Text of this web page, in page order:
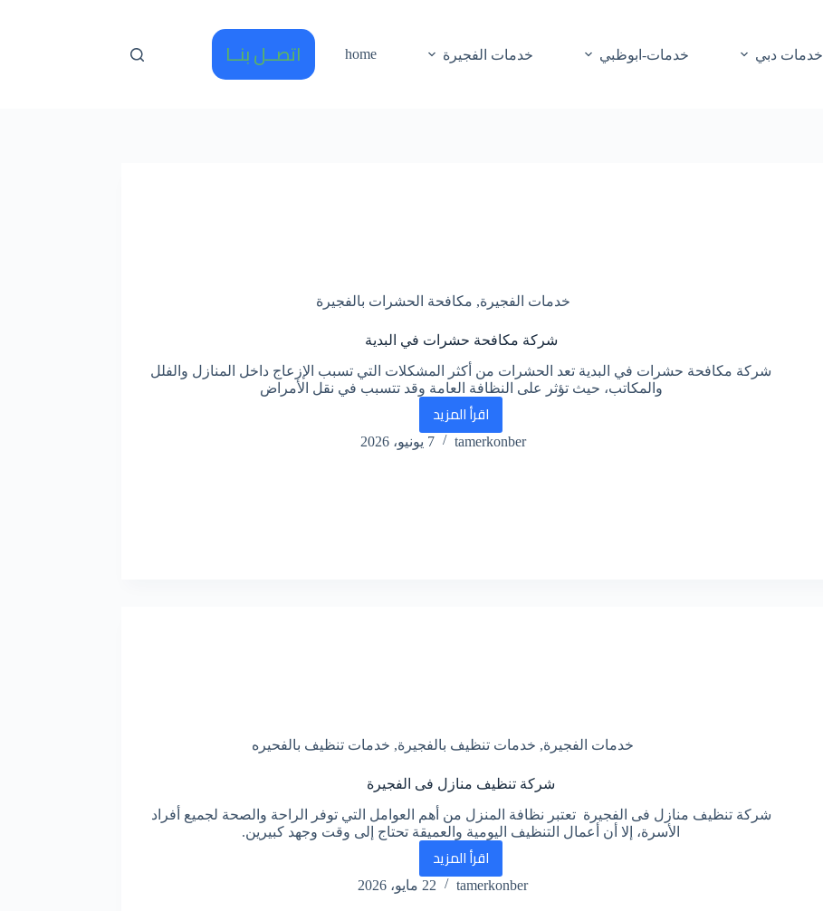
خدمات دبي خدمات-ابوظبي خدمات الفجيرة home اتصــل بنــا
خدمات الفجيرة, مكافحة الحشرات بالفجيرة
شركة مكافحة حشرات في البدية
شركة مكافحة حشرات في البدية تعد الحشرات من أكثر المشكلات التي تسبب الإزعاج داخل المنازل والفلل
والمكاتب، حيث تؤثر على النظافة العامة وقد تتسبب في نقل الأمراض
اقرأ المزيد
شركة
مكافحةtamerkonber 7 يونيو، 2026
خدمات الفجيرة, خدمات تنظيف بالفجيرة, خدمات تنظيف بالفحيره
شركة تنظيف منازل فى الفجيرة
شركة تنظيف منازل فى الفجيرة تعتبر نظافة المنزل من أهم العوامل التي توفر الراحة والصحة لجميع أفراد
الأسرة، إلا أن أعمال التنظيف اليومية والعميقة تحتاج إلى وقت وجهد كبيرين.
اقرأ المزيد
شركة
تنظيفtamerkonber 22 مايو، 2026